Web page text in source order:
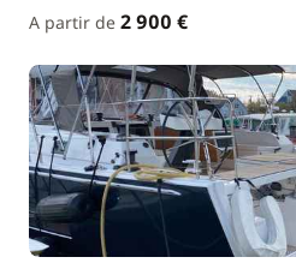
A partir de 2 900 €